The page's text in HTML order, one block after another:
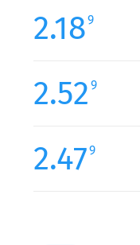
2.189
2.52 9
2.479